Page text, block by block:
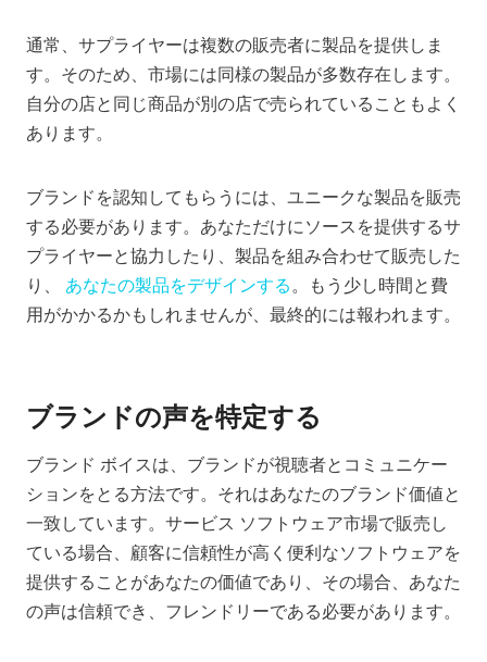
通常、サプライヤーは複数の販売者に製品を提供しま
す。そのため、市場には同様の製品が多数存在します。
自分の店と同じ商品が別の店で売られていることもよく
あります。
ブランドを認知してもらうには、ユニークな製品を販売
する必要があります。あなただけにソースを提供するサ
プライヤーと協力したり、製品を組み合わせて販売した
り、
あなたの製品をデザインする。もう少し時間と費
用がかかるかもしれませんが、最終的には報われます。
ブランドの声を特定する
ブランド ボイスは、ブランドが視聴者とコミュニケー
ションをとる方法です。それはあなたのブランド価値と
一致しています。サービス ソフトウェア市場で販売し
ている場合、顧客に信頼性が高く便利なソフトウェアを
提供することがあなたの価値であり、その場合、あなた
の声は信頼でき、フレンドリーである必要があります。